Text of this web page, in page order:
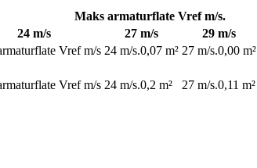
Maks armaturflate Vref m/s.
24 m/s 27 m/s 29 m/s
Vref m/s 24 m/s.0,07 m² 27 m/s.0,00 m²
Vref m/s 24 m/s.0,2 m² 27 m/s.0,11 m²